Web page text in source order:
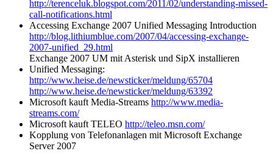
http://terenceluk.blogspot.com/2011/02/understanding-missed-
call-notifications.html
Accessing Exchange 2007 Unified Messaging Introduction
http://blog.lithiumblue.com/2007/04/accessing-exchange-
2007-unified_29.html
Exchange 2007 UM mit Asterisk und SipX installieren
Unified Messaging:
http://www.heise.de/newsticker/meldung/65704
http://www.heise.de/newsticker/meldung/63392
Microsoft kauft Media-Streams http://www.media-
streams.com/
Microsoft kauft TELEO http://teleo.msn.com/
Kopplung von Telefonanlagen mit Microsoft Exchange
Server 2007